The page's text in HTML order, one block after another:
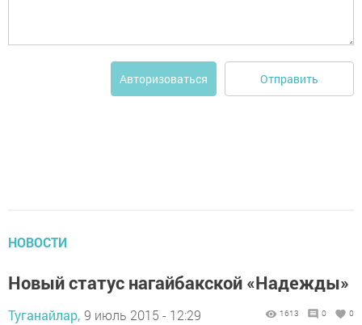
Авторизоваться Отправить
НОВОСТИ
Новый статус нагайбакской «Надежды»
Туганайлар, 9 июль 2015 - 12:29 1613 0 0